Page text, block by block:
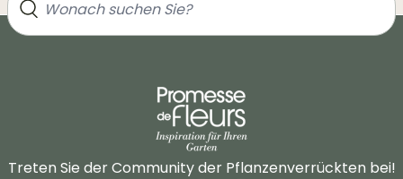
Treten Sie der Community der Pflanzenverrückten bei!